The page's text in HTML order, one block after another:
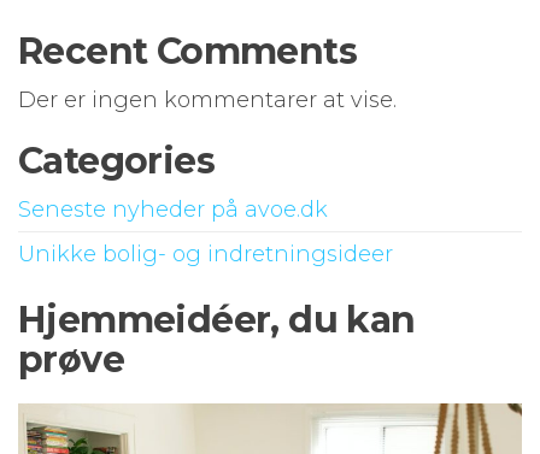
Recent Comments
Der er ingen kommentarer at vise.
Categories
Seneste nyheder på avoe.dk
Unikke bolig- og indretningsideer
Hjemmeidéer, du kan
prøve